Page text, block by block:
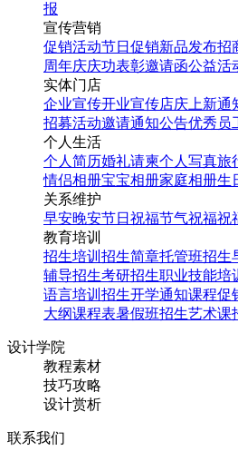
报
宣传营销
促销活动节日促销新品发布招
周年庆庆功表彰邀请函公益活
实体门店
企业宣传开业宣传店庆 上新通
招募活动邀请通知公告优秀员
个人生活
个人简历婚礼请柬个人写真旅
情侣相册宝宝相册家庭相册生
关系维护
早安晚安节日祝福节气祝福祝
教育培训
招生培训 招生简章托管班招生
辅导招生考研招生职业技能培
语言培训招生开学通知课程促
大纲课程表暑假班招生艺术课
设计学院
教程素材
技巧攻略
设计赏析
联系我们